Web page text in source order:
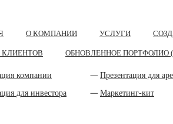
О КОМПАНИИ УСЛУГИ
ОБНОВЛЕННОЕ ПОРТФОЛИО
компании
для инвестора
Презентация для
Маркетинг-кит